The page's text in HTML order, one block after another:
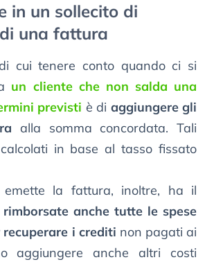
in un sollecito di
una fattura
cui tenere conto quando ci si
un cliente che non salda una
previsti è di aggiungere gli
alla somma concordata. Tali
in base al tasso fissato
la fattura, inoltre, ha il
rimborsate anche tutte le spese
i crediti non pagati ai
aggiungere anche altri costi